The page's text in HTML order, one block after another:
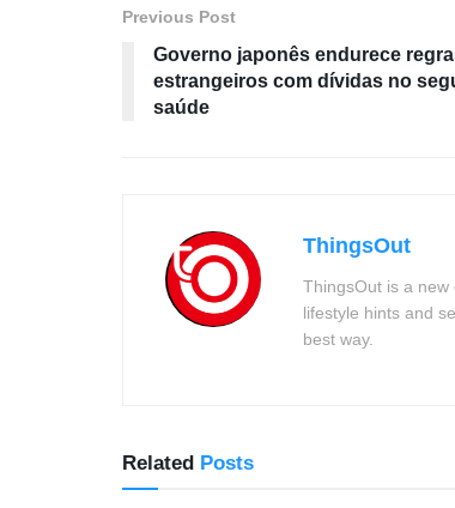
Previous Post
Governo japonês endurece
estrangeiros com dívidas no
saúde
ThingsOut
ThingsOut is a new
lifestyle hints and
best way.
Related Posts